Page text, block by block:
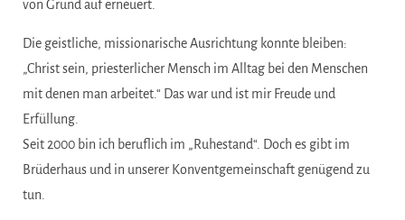
von Grund auf erneuert.
Die geistliche, missionarische Ausrichtung konnte bleiben:
„Christ sein, priesterlicher Mensch im Alltag bei den Menschen
mit denen man arbeitet.“ Das war und ist mir Freude und
Erfüllung.
Seit 2000 bin ich beruflich im „Ruhestand“. Doch es gibt im
Brüderhaus und in unserer Konventgemeinschaft genügend zu
tun.